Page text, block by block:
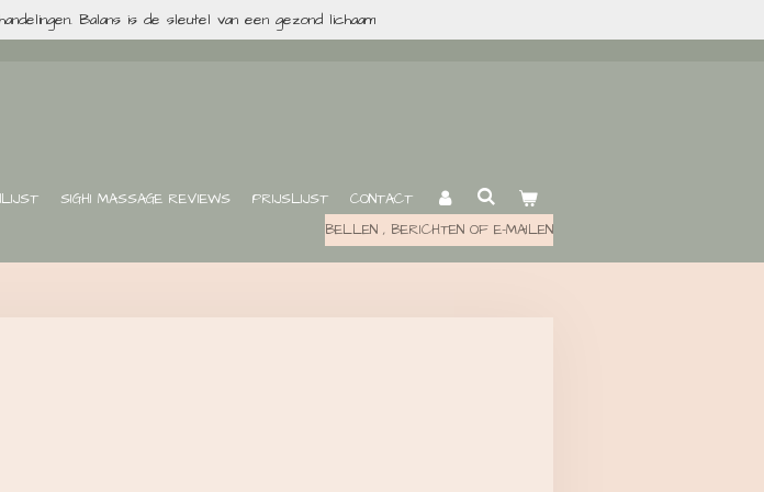
Balans is de sleutel van een gezond lichaam
SIGHI MASSAGE REVIEWS PRIJSLIJST
CONTACT
BELLEN , BERICHTEN OF E-MAILEN